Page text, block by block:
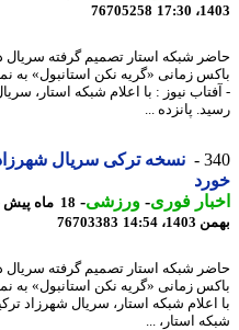
76705258
شبکه استار تصمیم گرفته سریال
زمانی «گریه نکن استانبول» به نمایش
نیوز : با اعلام شبکه استار، سریال
پانزده ...
نسخه ترکی سریال شهرزاد
فوری- ورزشی-
14:54
76703383
شبکه استار تصمیم گرفته سریال
زمانی «گریه نکن استانبول» به نمایش
شبکه استار، سریال شهرزاد ترکیه
استار، ...